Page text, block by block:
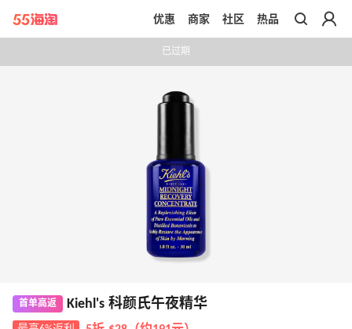
带你去官网买正品
优惠 商家 社区 热品
已过期
首单高返 Kiehl's 科颜氏午夜精华